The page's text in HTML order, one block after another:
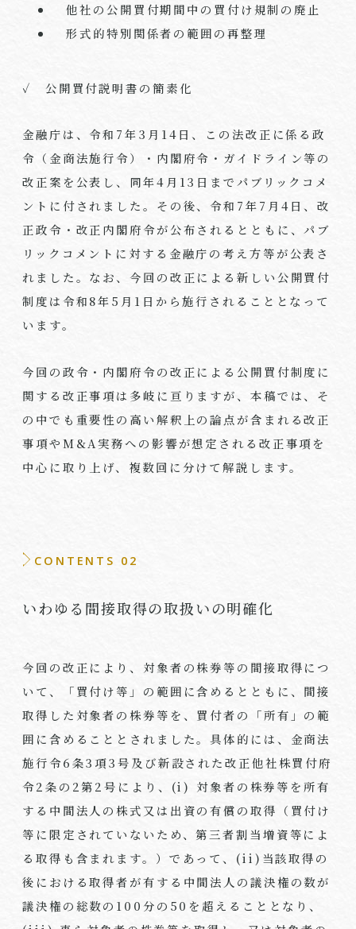
他社の公開買付期間中の買付け規制の廃止
形式的特別関係者の範囲の再整理
✓ 公開買付説明書の簡素化
金融庁は、令和7年3月14日、この法改正に係る政
令（金商法施行令）・内閣府令・ガイドライン等の
改正案を公表し、同年4月13日までパブリックコメ
ントに付されました。その後、令和7年7月4日、改
正政令・改正内閣府令が公布されるとともに、パブ
リックコメントに対する金融庁の考え方等が公表さ
れました。なお、今回の改正による新しい公開買付
制度は令和8年5月1日から施行されることとなって
います。
今回の政令・内閣府令の改正による公開買付制度に
関する改正事項は多岐に亘りますが、本稿では、そ
の中でも重要性の高い解釈上の論点が含まれる改正
事項やM&A実務への影響が想定される改正事項を
中心に取り上げ、複数回に分けて解説します。
CONTENTS 02
いわゆる間接取得の取扱いの明確化
今回の改正により、対象者の株券等の間接取得につ
いて、「買付け等」の範囲に含めるとともに、間接
取得した対象者の株券等を、買付者の「所有」の範
囲に含めることとされました。具体的には、金商法
施行令6条3項3号及び新設された改正他社株買付府
令2条の2第2号により、(i) 対象者の株券等を所有
する中間法人の株式又は出資の有償の取得（買付け
等に限定されていないため、第三者割当増資等によ
る取得も含まれます。）であって、(ii)当該取得の
後における取得者が有する中間法人の議決権の数が
議決権の総数の100分の50を超えることとなり、